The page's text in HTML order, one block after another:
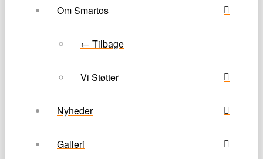
Om Smartos
← Tilbage
Vi Støtter
Nyheder
Galleri